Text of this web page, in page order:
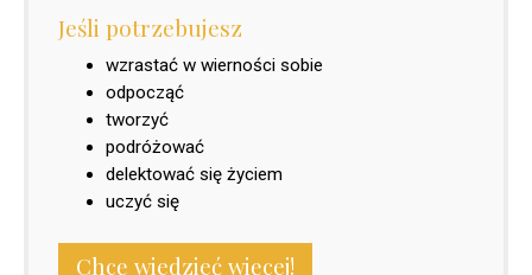
Jeśli potrzebujesz
wzrastać w wierności sobie
odpocząć
tworzyć
podróżować
delektować się życiem
uczyć się
Chcę wiedzieć więcej!